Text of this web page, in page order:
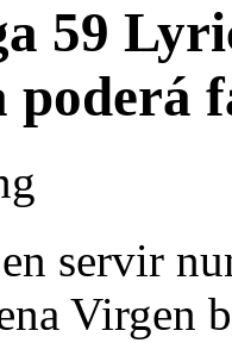
59
poderá
servir
Virgen